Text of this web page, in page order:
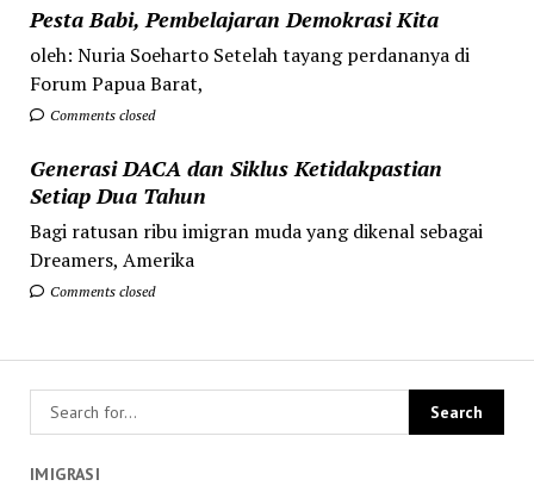
Pesta Babi, Pembelajaran Demokrasi Kita
oleh: Nuria Soeharto Setelah tayang perdananya di
Forum Papua Barat,
Comments closed
Generasi DACA dan Siklus Ketidakpastian
Setiap Dua Tahun
Bagi ratusan ribu imigran muda yang dikenal sebagai
Dreamers, Amerika
Comments closed
IMIGRASI